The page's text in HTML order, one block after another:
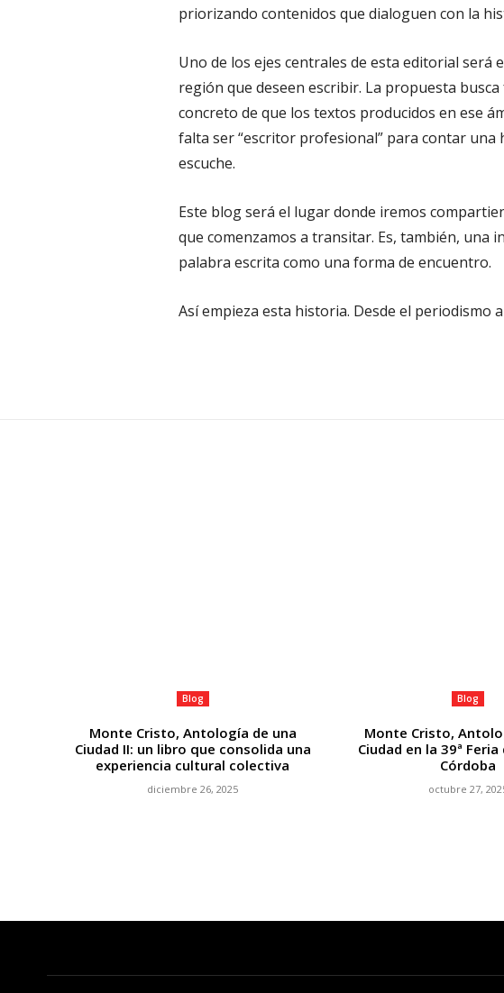
priorizando contenidos que dialoguen con la
Uno de los ejes centrales de esta editorial será
región que deseen escribir. La propuesta
concreto de que los textos producidos en ese
falta ser “escritor profesional” para contar una
escuche.
Este blog será el lugar donde iremos
que comenzamos a transitar. Es, también, una
palabra escrita como una forma de encuentro.
Así empieza esta historia. Desde el periodismo
Blog
Monte Cristo, Antología de una
Ciudad II: un libro que consolida una
experiencia cultural colectiva
diciembre 26, 2025
Blog
Monte Cristo,
Ciudad en la 39ª
Córdoba
octubre 27,